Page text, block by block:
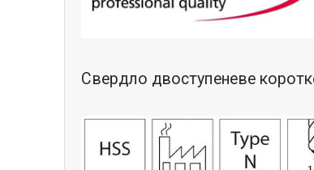
Свердло двоступеневе